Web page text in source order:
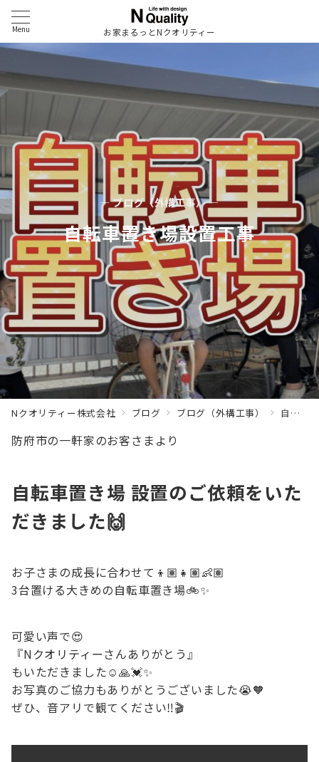
Menu お家まるっとNクオリティー
— ブログ（外構工事） —
自転車置き場設置工事
Nクオリティー株式会社 ブログ ブログ（外構工事） 自転車置き場設置工事
防府市の一軒家のお客さまより
自転車置き場 設置のご依頼をいた
だきました🙌
お子さまの成長に合わせて👦🏽👧🏽👶🏽
3台置ける大きめの自転車置き場🚲✨
可愛い声で😍
『Nクオリティーさんありがとう』
もいただきました☺️🙏💓✨
お写真のご協力もありがとうございました😭🧡
ぜひ、音アリで観てください‼️🎬